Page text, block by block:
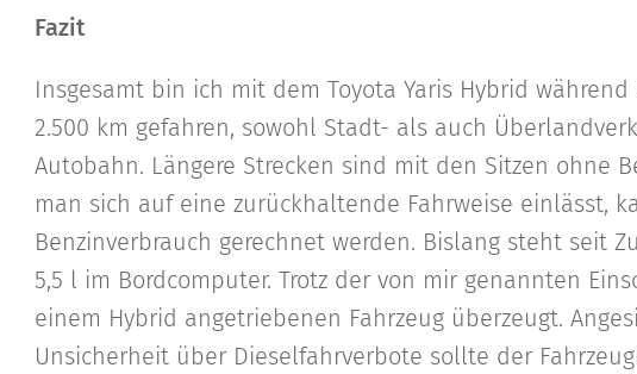
Fazit
Insgesamt bin ich mit dem Toyota Yaris Hybrid
2.500 km gefahren, sowohl Stadt- als auch
Autobahn. Längere Strecken sind mit den Sitzen ohne
man sich auf eine zurückhaltende Fahrweise einlässt,
Benzinverbrauch gerechnet werden. Bislang steht seit
5,5 l im Bordcomputer. Trotz der von mir genannten
einem Hybrid angetriebenen Fahrzeug überzeugt.
Unsicherheit über Dieselfahrverbote sollte der